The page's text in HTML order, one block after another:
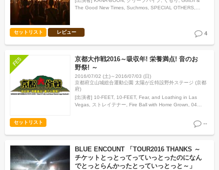
The Good New Times, Suchmos, SPECIAL OTHERS,
セットリスト レビュー 4
京都大作戦2016～吸収年! 栄養満点! 音のお
野祭! ～
2016/07/02 (土)～2016/07/03 (日)
京都府立山城総合運動公園 太陽が丘特設野外ステージ (京都
府)
[出演者] 10-FEET, 10-FEET, Fear, and Loathing in Las
Vegas, ストレイテナー, Fire Ball with Home Grown, 04
セットリスト
--
BLUE ENCOUNT 「TOUR2016 THANKS ～
チケットとっとってっていっとったのになん
でとっとらんかったとっていっとっと～」